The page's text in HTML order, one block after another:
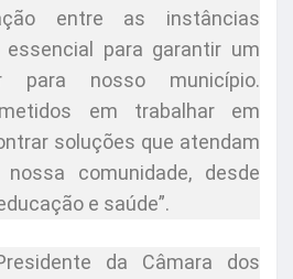
entre as instâncias
essencial para garantir um
para nosso município.
em trabalhar em
soluções que atendam
comunidade, desde
e saúde”.
da Câmara dos